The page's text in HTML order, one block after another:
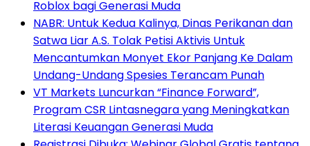
Roblox bagi Generasi Muda
NABR: Untuk Kedua Kalinya, Dinas Perikanan dan
Satwa Liar A.S. Tolak Petisi Aktivis Untuk
Mencantumkan Monyet Ekor Panjang Ke Dalam
Undang-Undang Spesies Terancam Punah
VT Markets Luncurkan “Finance Forward”,
Program CSR Lintasnegara yang Meningkatkan
Literasi Keuangan Generasi Muda